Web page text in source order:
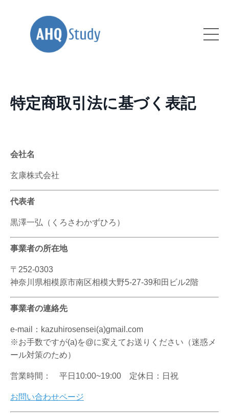
特定商取引法に基づく表記
会社名
玄康株式会社
代表者
黒澤一弘（くろさわかずひろ）
事業者の所在地
〒252-0303
神奈川県相模原市南区相模大野5-27-39和田ビル2階
事業者の連絡先
e-mail：kazuhirosensei(a)gmail.com
※お手数ですが(a)を@に変えてお送りください（迷惑メ
ール対策のため）
営業時間： 平日10:00~19:00 定休日：日祝
お問い合わせページ